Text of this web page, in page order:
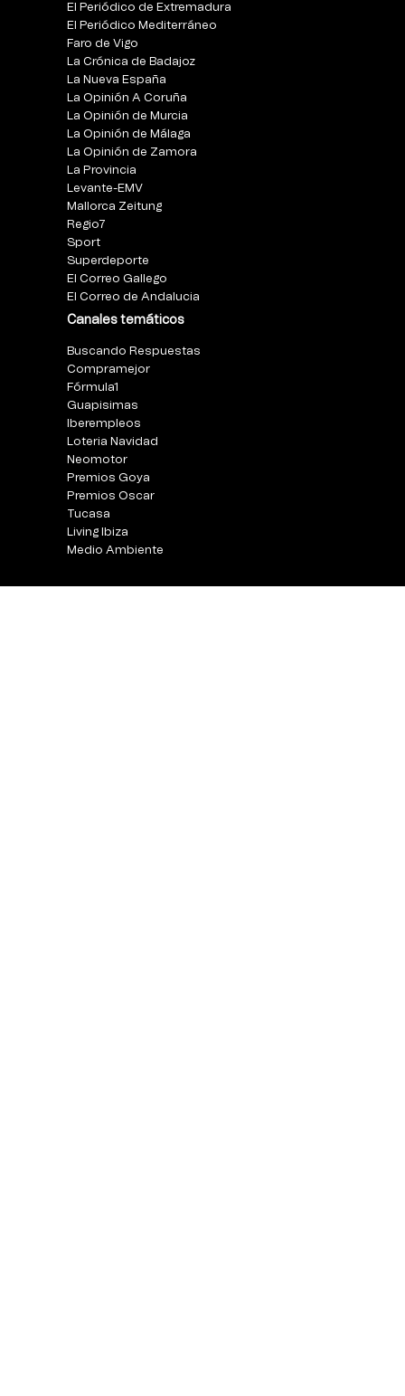
El Periódico de Extremadura
El Periódico Mediterráneo
Faro de Vigo
La Crónica de Badajoz
La Nueva España
La Opinión A Coruña
La Opinión de Murcia
La Opinión de Málaga
La Opinión de Zamora
La Provincia
Levante-EMV
Mallorca Zeitung
Regio7
Sport
Superdeporte
El Correo Gallego
El Correo de Andalucia
Canales temáticos
Buscando Respuestas
Compramejor
Fórmula1
Guapisimas
Iberempleos
Loteria Navidad
Neomotor
Premios Goya
Premios Oscar
Tucasa
Living Ibiza
Medio Ambiente